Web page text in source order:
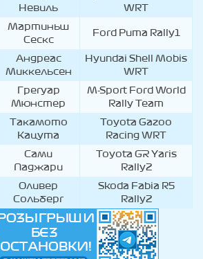
Невиль
WRT
Мартиньш
Сескс
Ford Puma Rally1
Андреас
Миккельсен
Hyundai Shell Mobis
WRT
Грегуар
Мюнстер
M-Sport Ford World
Rally Team
Такамото
Кацута
Toyota Gazoo
Racing WRT
Сами
Паджари
Toyota GR Yaris
Rally2
Оливер
Сольберг
Skoda Fabia R5
Rally2